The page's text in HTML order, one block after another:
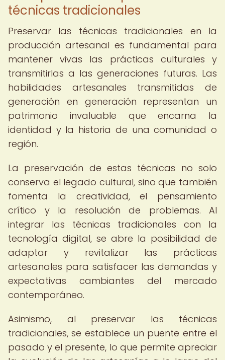
técnicas tradicionales
Preservar las técnicas tradicionales en la
producción artesanal es fundamental para
mantener vivas las prácticas culturales y
transmitirlas a las generaciones futuras. Las
habilidades artesanales transmitidas de
generación en generación representan un
patrimonio invaluable que encarna la
identidad y la historia de una comunidad o
región.
La preservación de estas técnicas no solo
conserva el legado cultural, sino que también
fomenta la creatividad, el pensamiento
crítico y la resolución de problemas. Al
integrar las técnicas tradicionales con la
tecnología digital, se abre la posibilidad de
adaptar y revitalizar las prácticas
artesanales para satisfacer las demandas y
expectativas cambiantes del mercado
contemporáneo.
Asimismo, al preservar las técnicas
tradicionales, se establece un puente entre el
pasado y el presente, lo que permite apreciar